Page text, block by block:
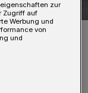
zur
Zugriff auf
Werbung und
von
und